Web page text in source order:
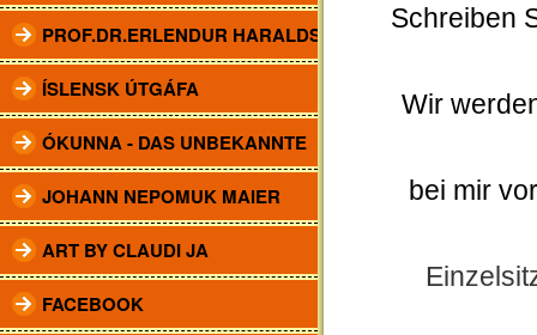
PROF.DR.ERLENDUR HARALDSSON
ÍSLENSK ÚTGÁFA
ÓKUNNA - DAS UNBEKANNTE
JOHANN NEPOMUK MAIER
ART BY CLAUDI JA
FACEBOOK
Schreiben
Wir
bei mir